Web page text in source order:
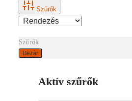
Szűrők
Szűrők
Bezár
Aktív szűrők